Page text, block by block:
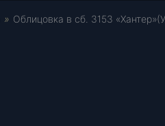
» Облицовка в сб. 3153